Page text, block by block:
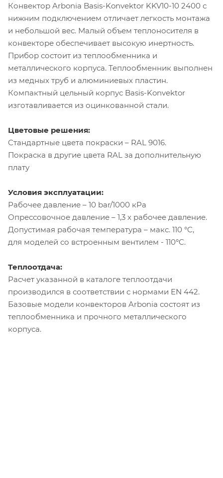
Конвектор Arbonia Basis-Konvektor KKV10-10 2400 с
нижним подключением отличает легкость монтажа
и небольшой вес. Малый объем теплоносителя в
конвекторе обеспечивает высокую инертность.
Прибор состоит из теплообменника и
металлического корпуса. Теплообменник выполнен
из медных труб и алюминиевых пластин.
Компактный цельный корпус Basis-Konvektor
изготавливается из оцинкованной стали.
Цветовые решения:
Стандартные цвета покраски – RAL 9016.
Покраска в другие цвета RAL за дополнительную
плату
Условия эксплуатации:
Рабочее давление – 10 bar/1000 кРа
Опрессовочное давление – 1,3 х рабочее давление.
Допустимая рабочая температура – макс. 110 °C,
для моделей со встроенным вентилем - 110°C.
Теплоотдача:
Расчет указанной в каталоге теплоотдачи
производился в соответствии с нормами EN 442.
Базовые модели конвекторов Arbonia состоят из
теплообменника и прочного металлического
корпуса.